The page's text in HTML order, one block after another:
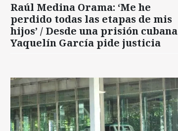
Raúl Medina Orama: ‘Me he
perdido todas las etapas de mis
hijos’ / Desde una prisión cubana
Yaquelín García pide justicia